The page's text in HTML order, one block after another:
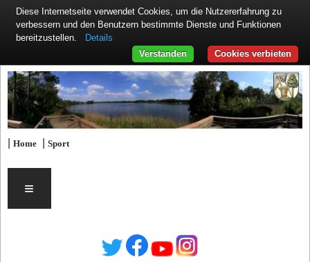
|Home |Sport
≡
Diese Internetseite verwendet Cookies, um die Nutzererfahrung zu
verbessern und den Benutzern bestimmte Dienste und Funktionen
bereitzustellen.
Details
Cookies verbieten
Verstanden